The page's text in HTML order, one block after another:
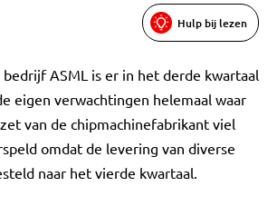
Hulp bij lezen
ASML is er in het derde kwartaal
eigen verwachtingen helemaal waar
van de chipmachinefabrikant viel
omdat de levering van diverse
naar het vierde kwartaal.